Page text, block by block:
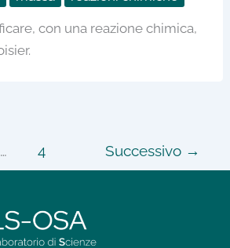
con una reazione chimica,
… 4 Successivo →